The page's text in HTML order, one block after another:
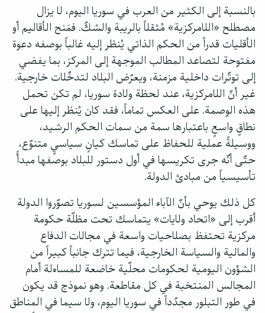
بالنسبة إلى الكثير من العرب في سوريا اليوم، لا يزال
مصطلح «اللامركزية» مُثقلاً بالريبة والشكّ. فمَنح الأقاليم أو
الأقليات قدراً من الحكم الذاتي يُنظر إليه غالباً بوصفه دعوة
مفتوحة لتصاعد المطالب الموجهة إلى المركز، بما يفضي
إلى توتّرات داخلية مزمنة، ويعرّض البلاد لتدخّلات خارجية.
غير أنّ اللامركزية، عند لحظة ولادة سوريا، لم تكن تحمل
هذه الوصمة. على العكس تماماً، فقد كان يُنظر إليها على
نطاقٍ واسعٍ باعتبارها سمة من سمات الحكم الرشيد،
ووسيلةً عملية للحفاظ على تماسك كيانٍ سياسيٍ متنوّع،
حتّى أنّه جرى تكريسها في أول دستور للبلاد بوصفها مبدأً
تأسيسياً من مبادئ الدولة.
كل ذلك يوحي بأنّ الآباء المؤسسين لسوريا تصوّروا الدولة
أقرب إلى «اتحاد ولايات» يتماسك تحت مظلّة حكومة
مركزية تحتفظ بصلاحيات واسعة في مجالات الدفاع
والمالية والسياسة الخارجية، فيما تترك جانباً كبيراً من
الشؤون اليومية لحكومات محلّية خاضعة للمساءلة أمام
المجالس المنتخبة في كل مقاطعة. وهو نموذج قد يكون
في طور التبلور مجدّداً في سوريا اليوم، ولا سيما في المناطق